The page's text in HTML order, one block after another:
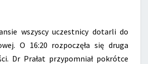
wszyscy uczestnicy dotarli do
O 16:20 rozpoczęła się druga
Dr Prałat przypomniał pokrótce